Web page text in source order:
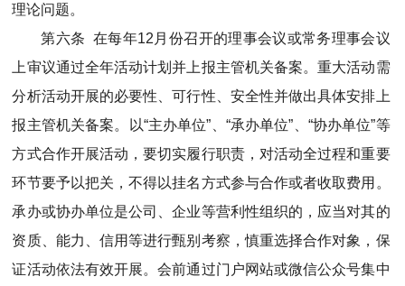
理论问题。
第六条 在每年12月份召开的理事会议或常务理事会议
上审议通过全年活动计划并上报主管机关备案。重大活动需
分析活动开展的必要性、可行性、安全性并做出具体安排上
报主管机关备案。以“主办单位”、“承办单位”、“协办单位”等
方式合作开展活动，要切实履行职责，对活动全过程和重要
环节要予以把关，不得以挂名方式参与合作或者收取费用。
承办或协办单位是公司、企业等营利性组织的，应当对其的
资质、能力、信用等进行甄别考察，慎重选择合作对象，保
证活动依法有效开展。会前通过门户网站或微信公众号集中